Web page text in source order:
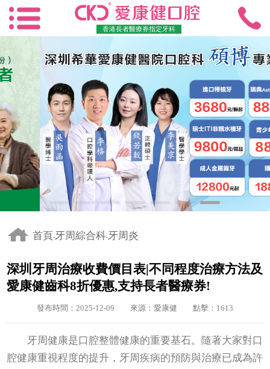
香港長者醫療券指定牙科
首頁- 牙周綜合科- 牙周炎
深圳牙周治療收費價目表|不同程度治療方法及
愛康健齒科8折優惠,支持長者醫療券!
發布時間：2025-12-09 來源：愛康健 點擊：1613
牙周健康是口腔整體健康的重要基石。隨著大家對口
腔健康重視程度的提升，牙周疾病的預防與治療已成為許